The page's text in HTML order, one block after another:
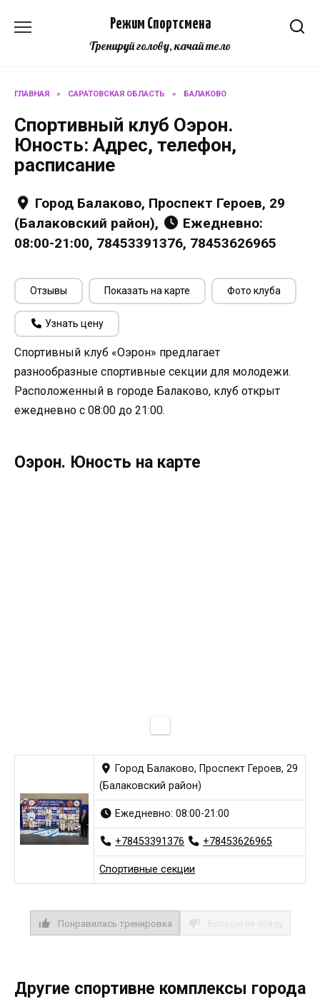
Режим Спортсмена
Тренируй голову, качай тело
ГЛАВНАЯ » САРАТОВСКАЯ ОБЛАСТЬ » БАЛАКОВО
Спортивный клуб Оэрон.
Юность: Адрес, телефон,
расписание
Город Балаково, Проспект Героев, 29
(Балаковский район),
Ежедневно:
08:00-21:00, 78453391376, 78453626965
Отзывы Показать на карте Фото клуба
Узнать цену
Спортивный клуб «Оэрон» предлагает
разнообразные спортивные секции для молодежи.
Расположенный в городе Балаково, клуб открыт
ежедневно с 08:00 до 21:00.
Оэрон. Юность на карте
Город Балаково, Проспект Героев, 29
(Балаковский район)
Ежедневно: 08:00-21:00
+78453391376 +78453626965
Спортивные секции
Понравилась тренировка
Другие спортивне комплексы города